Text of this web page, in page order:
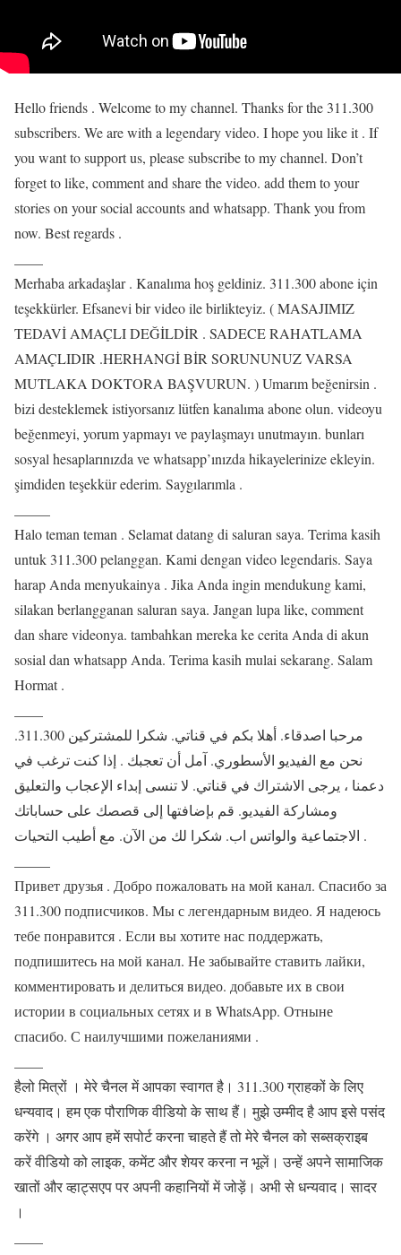
Hello friends . Welcome to my channel. Thanks for the 311.300
subscribers. We are with a legendary video. I hope you like it . If
you want to support us, please subscribe to my channel. Don’t
forget to like, comment and share the video. add them to your
stories on your social accounts and whatsapp. Thank you from
now. Best regards .
Merhaba arkadaşlar . Kanalıma hoş geldiniz. 311.300 abone için
teşekkürler. Efsanevi bir video ile birlikteyiz. ( MASAJIMIZ
TEDAVİ AMAÇLI DEĞİLDİR . SADECE RAHATLAMA
AMAÇLIDIR .HERHANGİ BİR SORUNUNUZ VARSA
MUTLAKA DOKTORA BAŞVURUN. ) Umarım beğenirsin .
bizi desteklemek istiyorsanız lütfen kanalıma abone olun. videoyu
beğenmeyi, yorum yapmayı ve paylaşmayı unutmayın. bunları
sosyal hesaplarınızda ve whatsapp’ınızda hikayelerinize ekleyin.
şimdiden teşekkür ederim. Saygılarımla .
Halo teman teman . Selamat datang di saluran saya. Terima kasih
untuk 311.300 pelanggan. Kami dengan video legendaris. Saya
harap Anda menyukainya . Jika Anda ingin mendukung kami,
silakan berlangganan saluran saya. Jangan lupa like, comment
dan share videonya. tambahkan mereka ke cerita Anda di akun
sosial dan whatsapp Anda. Terima kasih mulai sekarang. Salam
Hormat .
مرحبا اصدقاء. أهلا بكم في قناتي. شكرا للمشتركين 311.300.
نحن مع الفيديو الأسطوري. آمل أن تعجبك . إذا كنت ترغب في
دعمنا ، يرجى الاشتراك في قناتي. لا تنسى إبداء الإعجاب والتعليق
ومشاركة الفيديو. قم بإضافتها إلى قصصك على حساباتك
الاجتماعية والواتس اب. شكرا لك من الآن. مع أطيب التحيات .
Привет друзья . Добро пожаловать на мой канал. Спасибо за
311.300 подписчиков. Мы с легендарным видео. Я надеюсь
тебе понравится . Если вы хотите нас поддержать,
подпишитесь на мой канал. Не забывайте ставить лайки,
комментировать и делиться видео. добавьте их в свои
истории в социальных сетях и в WhatsApp. Отныне
спасибо. С наилучшими пожеланиями .
हैलो मित्रों । मेरे चैनल में आपका स्वागत है। 311.300 ग्राहकों के लिए
धन्यवाद। हम एक पौराणिक वीडियो के साथ हैं। मुझे उम्मीद है आप इसे पसंद
करेंगे । अगर आप हमें सपोर्ट करना चाहते हैं तो मेरे चैनल को सब्सक्राइब
करें वीडियो को लाइक, कमेंट और शेयर करना न भूलें। उन्हें अपने सामाजिक
खातों और व्हाट्सएप पर अपनी कहानियों में जोड़ें। अभी से धन्यवाद। सादर
।